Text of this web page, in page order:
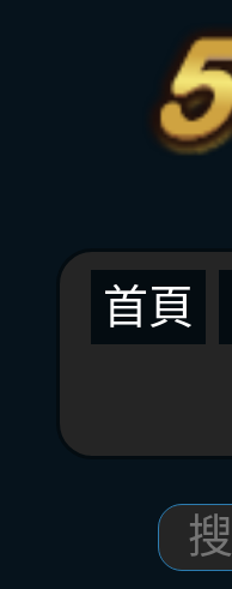
首頁